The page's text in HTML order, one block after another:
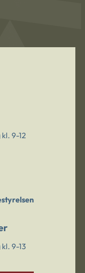
9-12
9-13